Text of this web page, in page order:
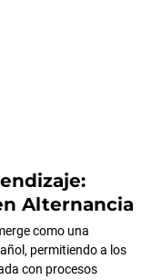
Alternancia
como una
permitiendo a los
con procesos